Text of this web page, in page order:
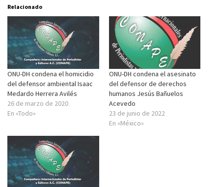
Relacionado
ONU-DH condena el homicidio
del defensor ambiental Isaac
Medardo Herrera Avilés
26 de marzo de 2020
En «Todo»
ONU-DH condena el asesinato
del defensor de derechos
humanos Jesús Bañuelos
Acevedo
23 de junio de 2022
En «México»